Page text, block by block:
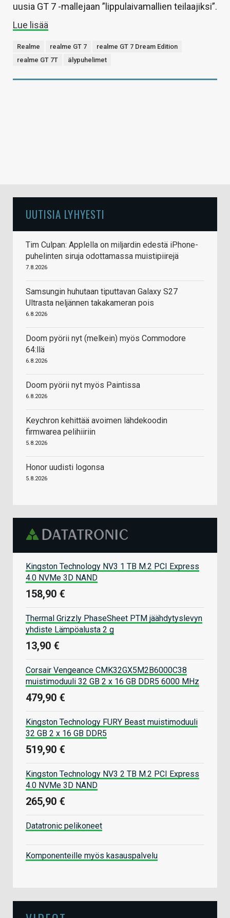
uusia GT 7 -mallejaan ”lippulaivamallien teilaajiksi”.
Lue lisää
Realme realme GT 7
realme GT 7 Dream Edition
realme GT 7T
älypuhelimet
UUTISIA LYHYESTI
Tim Culpan: Applella on miljardin edestä iPhone-
puhelinten siruja odottamassa muistipiirejä
7.8.2026
Samsungin huhutaan tiputtavan Galaxy S27
Ultrasta neljännen takakameran pois
6.8.2026
Doom pyörii nyt (melkein) myös Commodore
64:llä
6.8.2026
Doom pyörii nyt myös Paintissa
6.8.2026
Keychron kehittää avoimen lähdekoodin
firmwarea pelihiiriin
5.8.2026
Honor uudisti logonsa
5.8.2026
Kingston Technology NV3 1 TB M.2 PCI Express
4.0 NVMe 3D NAND
158,90 €
Thermal Grizzly PhaseSheet PTM jäähdytyslevyn
yhdiste Lämpöalusta 2 g
13,90 €
Corsair Vengeance CMK32GX5M2B6000C38
muistimoduuli 32 GB 2 x 16 GB DDR5 6000 MHz
479,90 €
Kingston Technology FURY Beast muistimoduuli
32 GB 2 x 16 GB DDR5
519,90 €
Kingston Technology NV3 2 TB M.2 PCI Express
4.0 NVMe 3D NAND
265,90 €
Datatronic pelikoneet
Komponenteille myös kasauspalvelu